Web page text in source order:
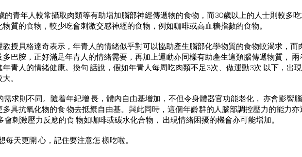
的青年人較常攝取肉類等有助增加腦部神經傳遞物的食物，而30歲以上的人士則較多
質的食物，較少吃會刺激交感神經的食物，例如咖啡或高血糖指數的食物。
教授貝格達奇表示，年青人的情緒似乎對可以協助產生腦部化學物質的食物較渴求，而
巴胺，正好滿足年青人的情緒需要，再加上運動亦同樣有助產生這類腦傳遞物質， 兩
青人的情緒健康。換句 話說，假如年青人每周吃肉類不足3次、做運動3次 以下，出
。
需求則不同。隨着年紀增 長，體內自由基增加，不但令身體器官功能老化， 亦會影響腦
具抗氧化物的食 物去抵禦自由基。與此同時，這個年齡群的人腦部調控壓力的能力亦
會刺激壓力反應的食 物如咖啡或碳水化合物， 出現情緒困擾的機會亦可能增加。
每天更開 心，記住要注意怎 樣吃啦。